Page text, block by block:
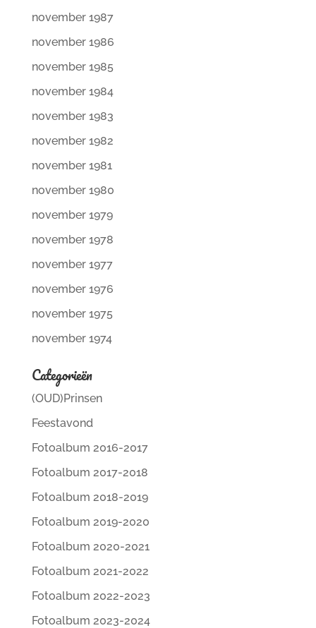
november 1987
november 1986
november 1985
november 1984
november 1983
november 1982
november 1981
november 1980
november 1979
november 1978
november 1977
november 1976
november 1975
november 1974
Categorieën
(OUD)Prinsen
Feestavond
Fotoalbum 2016-2017
Fotoalbum 2017-2018
Fotoalbum 2018-2019
Fotoalbum 2019-2020
Fotoalbum 2020-2021
Fotoalbum 2021-2022
Fotoalbum 2022-2023
Fotoalbum 2023-2024